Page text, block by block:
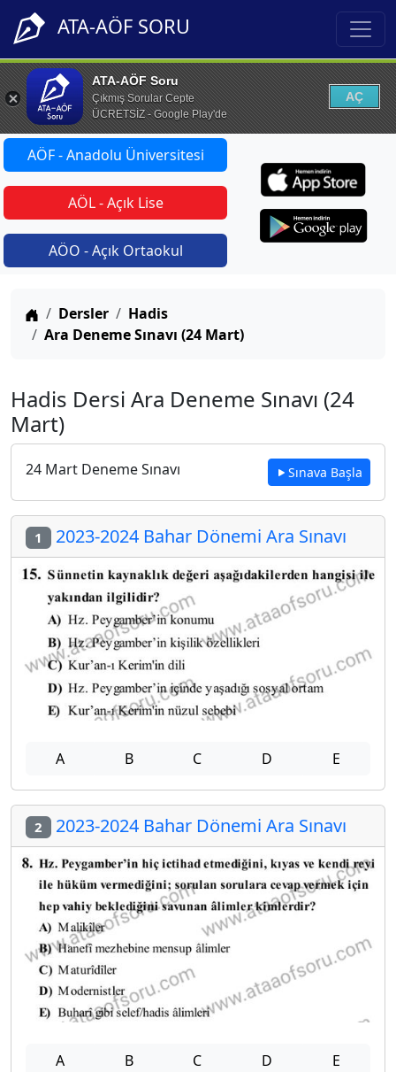
ATA-AÖF SORU
ATA-AÖF Soru
Çıkmış Sorular Cepte
ÜCRETSİZ - Google Play'de
AÇ
AÖF - Anadolu Üniversitesi
AÖL - Açık Lise
AÖO - Açık Ortaokul
Anasayfa
Dersler
Hadis
Ara Deneme Sınavı (24 Mart)
Hadis Dersi Ara Deneme Sınavı (24
Mart)
24 Mart Deneme Sınavı Sınava Başla
1 2023-2024 Bahar Dönemi Ara Sınavı
A B C D E
2 2023-2024 Bahar Dönemi Ara Sınavı
A B C D E